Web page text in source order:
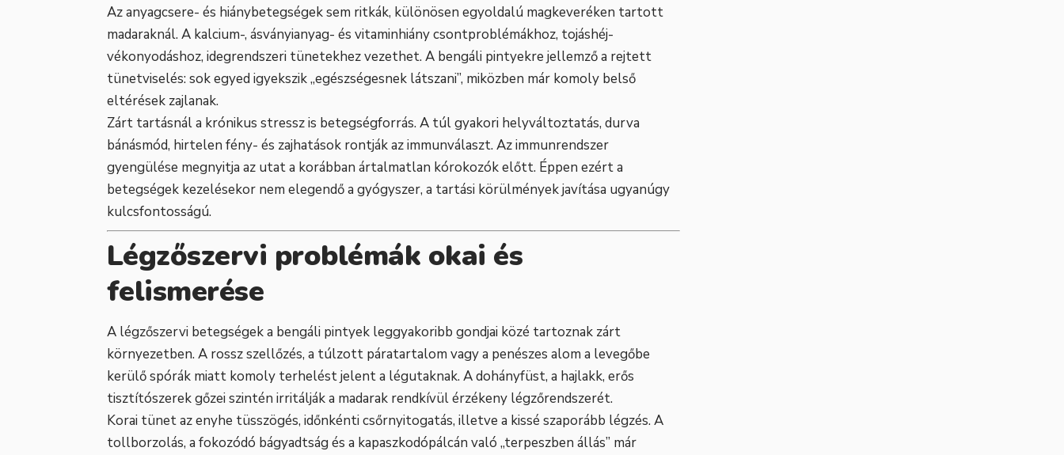
Az anyagcsere- és hiánybetegségek sem ritkák, különösen egyoldalú magkeveréken tartott
madaraknál. A kalcium-, ásványianyag- és vitaminhiány csontproblémákhoz, tojáshéj-
vékonyodáshoz, idegrendszeri tünetekhez vezethet. A bengáli pintyekre jellemző a rejtett
tünetviselés: sok egyed igyekszik „egészségesnek látszani”, miközben már komoly belső
eltérések zajlanak.
Zárt tartásnál a krónikus stressz is betegségforrás. A túl gyakori helyváltoztatás, durva
bánásmód, hirtelen fény- és zajhatások rontják az immunválaszt. Az immunrendszer
gyengülése megnyitja az utat a korábban ártalmatlan kórokozók előtt. Éppen ezért a
betegségek kezelésekor nem elegendő a gyógyszer, a tartási körülmények javítása ugyanúgy
kulcsfontosságú.
Légzőszervi problémák okai és
felismerése
A légzőszervi betegségek a bengáli pintyek leggyakoribb gondjai közé tartoznak zárt
környezetben. A rossz szellőzés, a túlzott páratartalom vagy a penészes alom a levegőbe
kerülő spórák miatt komoly terhelést jelent a légutaknak. A dohányfüst, a hajlakk, erős
tisztítószerek gőzei szintén irritálják a madarak rendkívül érzékeny légzőrendszerét.
Korai tünet az enyhe tüsszögés, időnkénti csőrnyitogatás, illetve a kissé szaporább légzés. A
tollborzolás, a fokozódó bágyadtság és a kapaszkodópálcán való „terpeszben állás” már